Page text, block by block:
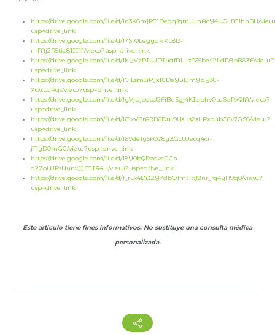
https://drive.google.com/file/d/1n3K6mjRE1DegqfgtnWnAcY4UQLMlhnBH/
usp=drive_link
https://drive.google.com/file/d/17SrQLegydYKL8f3-
nrMj2R5tio81II1J/view?usp=drive_link
https://drive.google.com/file/d/1KYVzPIWDTuafNLLzT65be42LdD9bB6ZF/view?
usp=drive_link
https://drive.google.com/file/d/1CjLsmIiPJxIEDeYuLjmYqY3E-
XOxWRqs/view?usp=drive_link
https://drive.google.com/file/d/1yVjUjooW2FiBuSgj4KIqphvQwSaRxQfA/view?
usp=drive_link
https://drive.google.com/file/d/161xVBtA9B6Dw9UsHs2zLRxbubCEv7GS6/view?
usp=drive_link
https://drive.google.com/file/d/16Vde1y5k0QEyZGcWecq4cr-
jT1yD0mGC/view?usp=drive_link
https://drive.google.com/file/d/18Y0bQPzavcACn-
d2ZoWRsUynvJJMIR4H/view?usp=drive_link
https://drive.google.com/file/d/1_rLx4Di3ZY7dbO1mtTxJ2nr_fq4yH9q0/view?
usp=drive_link
Este artículo tiene fines informativos. No sustituye una consulta médica
personalizada.